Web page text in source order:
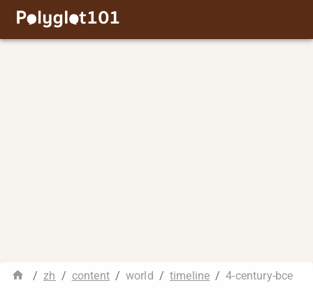
/ zh / content / world / timeline / 4-century-bce